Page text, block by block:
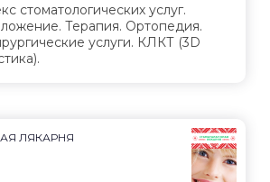
стоматологических услуг.
Терапия. Ортопедия.
услуги. КЛКТ (3D
ЛЯКАРНЯ